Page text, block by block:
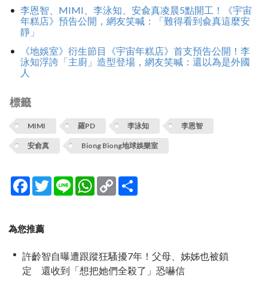
李恩智、MIMI、李泳知、安兪真凌晨5點開工！《宇宙
年糕店》預告公開，網友笑喊：「難得看到兪真這麼安
靜」
《地娛室》衍生節目《宇宙年糕店》首支預告公開！李
泳知浮誇「主廚」造型登場，網友笑喊：還以為是外國
人
標籤
MIMI 羅PD 李泳知 李恩智
安俞真 Biong Biong地球娛樂室
Facebook
TwitterLine WhatsApp
Copy
Link
為您推薦
許齡智自曝遭跟蹤狂騷擾7年！父母、姊姊也被鎖
定 還收到「想把她們全殺了」恐嚇信